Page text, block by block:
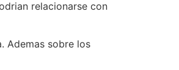
relacionarse con
Ademas sobre los